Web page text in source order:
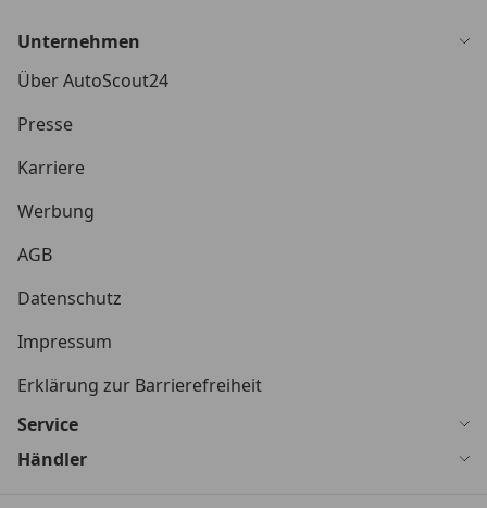
Unternehmen
Über AutoScout24
Presse
Karriere
Werbung
AGB
Datenschutz
Impressum
Erklärung zur Barrierefreiheit
Service
Händler